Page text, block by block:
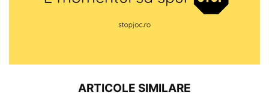
ARTICOLE SIMILARE